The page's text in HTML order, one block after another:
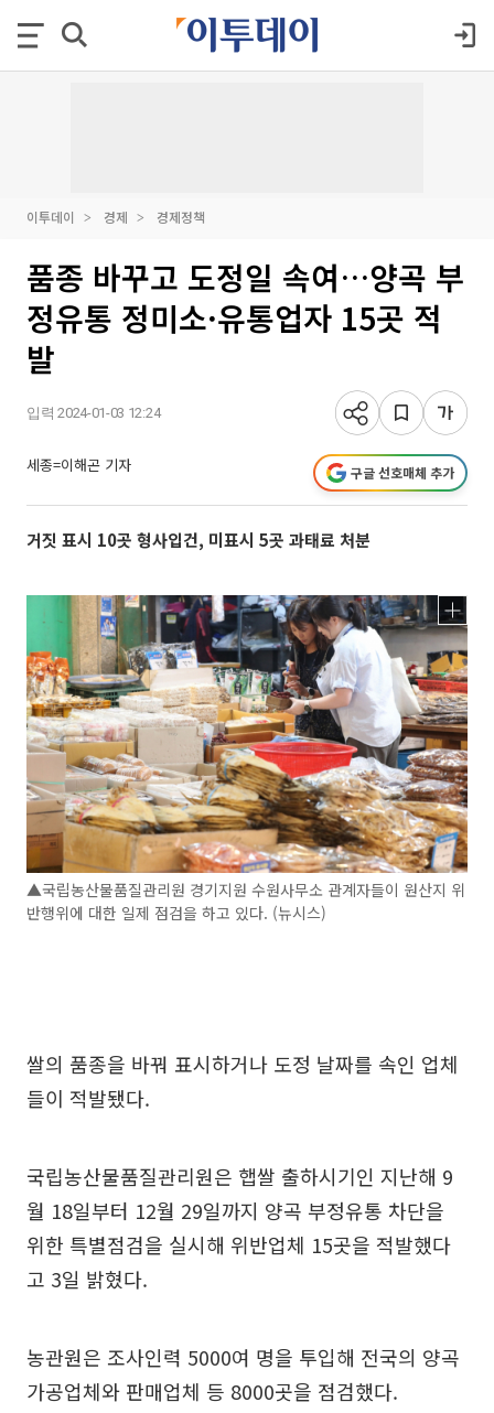
이투데이 경제 경제정책
품종 바꾸고 도정일 속여…양곡 부
정유통 정미소·유통업자 15곳 적
발
입력 2024-01-03 12:24
세종=이해곤 기자 구글 선호매체 추가
거짓 표시 10곳 형사입건, 미표시 5곳 과태료 처분
▲국립농산물품질관리원 경기지원 수원사무소 관계자들이 원산지 위
반행위에 대한 일제 점검을 하고 있다. (뉴시스)
쌀의 품종을 바꿔 표시하거나 도정 날짜를 속인 업체
들이 적발됐다.
국립농산물품질관리원은 햅쌀 출하시기인 지난해 9
월 18일부터 12월 29일까지 양곡 부정유통 차단을
위한 특별점검을 실시해 위반업체 15곳을 적발했다
고 3일 밝혔다.
농관원은 조사인력 5000여 명을 투입해 전국의 양곡
가공업체와 판매업체 등 8000곳을 점검했다.